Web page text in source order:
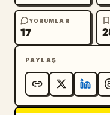
YORUMLAR
17
PAYLAŞ